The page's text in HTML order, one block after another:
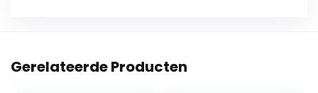
Gerelateerde Producten